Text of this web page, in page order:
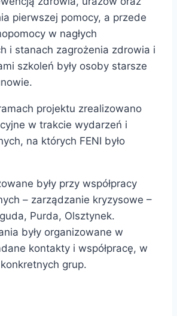
pierwszej pomocy, a przede
w nagłych
i stanach zagrożenia zdrowia i
szkoleń były osoby starsze
projektu zrealizowano
w trakcie wydarzeń i
na których FENI było
były przy współpracy
– zarządzanie kryzysowe –
Purda, Olsztynek.
były organizowane w
kontakty i współpracę, w
grup.